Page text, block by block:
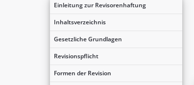
Einleitung zur Revisorenhaftung
Inhaltsverzeichnis
Gesetzliche Grundlagen
Revisionspflicht
Formen der Revision